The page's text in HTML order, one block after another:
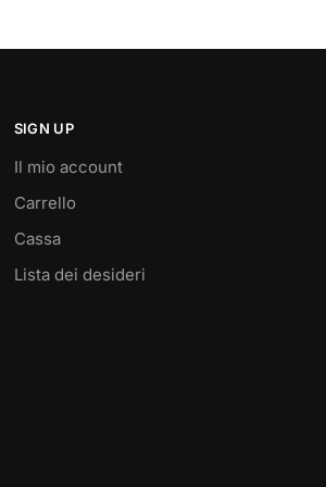
SIGN UP
Il mio account
Carrello
Cassa
Lista dei desideri